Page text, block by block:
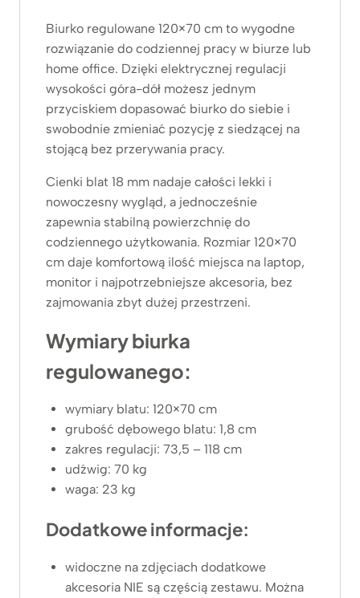
3
.
4
9
z
7
9
z
Biurko regulowane 120×70 cm to wygodne
rozwiązanie do codziennej pracy w biurze lub
home office. Dzięki elektrycznej regulacji
wysokości góra-dół możesz jednym
przyciskiem dopasować biurko do siebie i
swobodnie zmieniać pozycję z siedzącej na
stojącą bez przerywania pracy.
Cienki blat 18 mm nadaje całości lekki i
nowoczesny wygląd, a jednocześnie
zapewnia stabilną powierzchnię do
codziennego użytkowania. Rozmiar 120×70
cm daje komfortową ilość miejsca na laptop,
monitor i najpotrzebniejsze akcesoria, bez
zajmowania zbyt dużej przestrzeni.
Wymiary biurka
regulowanego:
wymiary blatu: 120×70 cm
grubość dębowego blatu: 1,8 cm
zakres regulacji: 73,5 – 118 cm
udźwig: 70 kg
waga: 23 kg
Dodatkowe informacje:
widoczne na zdjęciach dodatkowe
akcesoria NIE są częścią zestawu. Można